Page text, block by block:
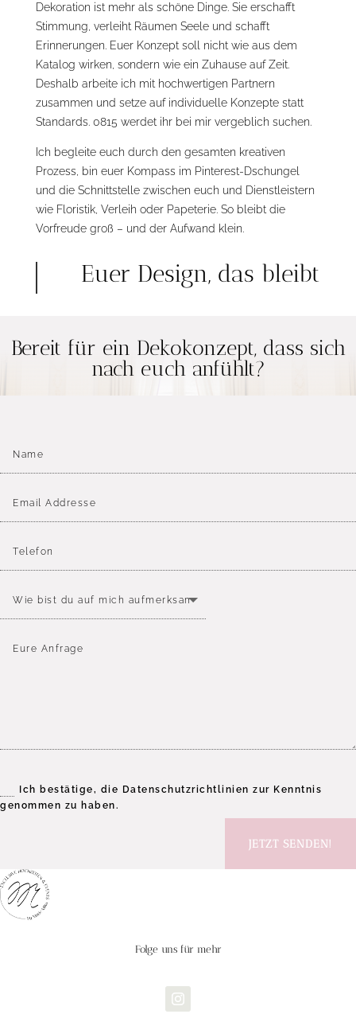
Dekoration ist mehr als schöne Dinge. Sie erschafft
Stimmung, verleiht Räumen Seele und schafft
Erinnerungen. Euer Konzept soll nicht wie aus dem
Katalog wirken, sondern wie ein Zuhause auf Zeit.
Deshalb arbeite ich mit hochwertigen Partnern
zusammen und setze auf individuelle Konzepte statt
Standards. 0815 werdet ihr bei mir vergeblich suchen.
Ich begleite euch durch den gesamten kreativen
Prozess, bin euer Kompass im Pinterest-Dschungel
und die Schnittstelle zwischen euch und Dienstleistern
wie Floristik, Verleih oder Papeterie. So bleibt die
Vorfreude groß – und der Aufwand klein.
Euer Design, das bleibt
Bereit für ein Dekokonzept, dass sich
nach euch anfühlt?
Ich bestätige, die Datenschutzrichtlinien zur Kenntnis
genommen zu haben.
JETZT SENDEN!
Folge uns für mehr